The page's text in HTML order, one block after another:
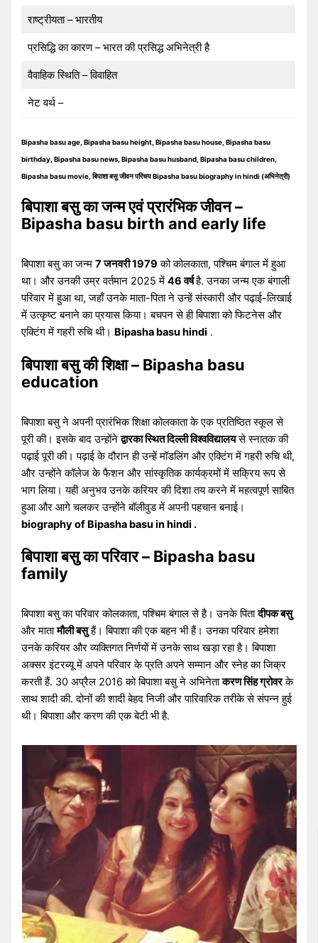
राष्ट्रीयता – भारतीय
प्रसिद्धि का कारण – भारत की प्रसिद्ध अभिनेत्री है
वैवाहिक स्थिति – विवाहित
नेट वर्थ –
Bipasha basu age, Bipasha basu height, Bipasha basu house, Bipasha basu
birthday, Bipasha basu news, Bipasha basu husband, Bipasha basu children,
Bipasha basu movie, बिपाशा बसु जीवन परिचय Bipasha basu biography in hindi (अभिनेत्री)
बिपाशा बसु का जन्म एवं प्रारंभिक जीवन –
Bipasha basu birth and early life
बिपाशा बसु का जन्म7 जनवरी 1979 को कोलकाता, पश्चिम बंगाल में हुआ
था। और उनकी उम्र वर्तमान 2025 में46 वर्षहै. उनका जन्म एक बंगाली
परिवार में हुआ था, जहाँ उनके माता-पिता ने उन्हें संस्कारी और पढ़ाई-लिखाई
में उत्कृष्ट बनाने का प्रयास किया। बचपन से ही बिपाशा को फिटनेस और
एक्टिंग में गहरी रुचि थी। Bipasha basu hindi .
बिपाशा बसु की शिक्षा – Bipasha basu
education
बिपाशा बसु ने अपनी प्रारंभिक शिक्षा कोलकाता के एक प्रतिष्ठित स्कूल से
पूरी की। इसके बाद उन्होंनेद्वारका स्थित दिल्ली विश्वविद्यालयसे स्नातक की
पढ़ाई पूरी की। पढ़ाई के दौरान ही उन्हें मॉडलिंग और एक्टिंग में गहरी रुचि थी,
और उन्होंने कॉलेज के फैशन और सांस्कृतिक कार्यक्रमों में सक्रिय रूप से
भाग लिया। यही अनुभव उनके करियर की दिशा तय करने में महत्वपूर्ण साबित
हुआ और आगे चलकर उन्होंने बॉलीवुड में अपनी पहचान बनाई।
biography of Bipasha basu in hindi .
बिपाशा बसु का परिवार – Bipasha basu
family
बिपाशा बसु का परिवार कोलकाता, पश्चिम बंगाल से है। उनके पितादीपक बसु
और मातामौली बसुहैं। बिपाशा की एक बहन भी हैं। उनका परिवार हमेशा
उनके करियर और व्यक्तिगत निर्णयों में उनके साथ खड़ा रहा है। बिपाशा
अक्सर इंटरव्यू में अपने परिवार के प्रति अपने सम्मान और स्नेह का जिक्र
करती हैं. 30 अप्रैल 2016 को बिपाशा बसु ने अभिनेताकरण सिंह ग्रोवरके
साथ शादी की. दोनों की शादी बेहद निजी और पारिवारिक तरीके से संपन्न हुई
थी। बिपाशा और करण की एक बेटी भी है.